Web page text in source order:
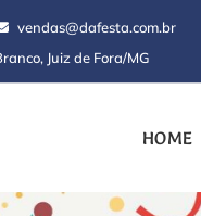
vendas@dafesta.com.br
Juiz de Fora/MG
HOME